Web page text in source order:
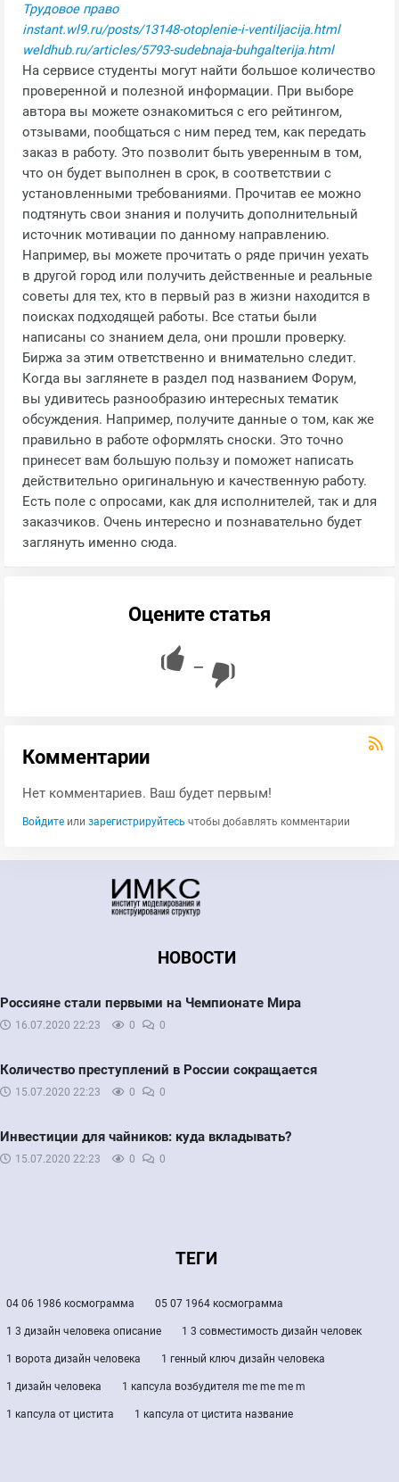
Трудовое право
instant.wl9.ru/posts/13148-otoplenie-i-ventiljacija.html
weldhub.ru/articles/5793-sudebnaja-buhgalterija.html
На сервисе студенты могут найти большое количество
проверенной и полезной информации. При выборе
автора вы можете ознакомиться с его рейтингом,
отзывами, пообщаться с ним перед тем, как передать
заказ в работу. Это позволит быть уверенным в том,
что он будет выполнен в срок, в соответствии с
установленными требованиями. Прочитав ее можно
подтянуть свои знания и получить дополнительный
источник мотивации по данному направлению.
Например, вы можете прочитать о ряде причин уехать
в другой город или получить действенные и реальные
советы для тех, кто в первый раз в жизни находится в
поисках подходящей работы. Все статьи были
написаны со знанием дела, они прошли проверку.
Биржа за этим ответственно и внимательно следит.
Когда вы заглянете в раздел под названием Форум,
вы удивитесь разнообразию интересных тематик
обсуждения. Например, получите данные о том, как же
правильно в работе оформлять сноски. Это точно
принесет вам большую пользу и поможет написать
действительно оригинальную и качественную работу.
Есть поле с опросами, как для исполнителей, так и для
заказчиков. Очень интересно и познавательно будет
заглянуть именно сюда.
Оцените статья
—
Комментарии
Нет комментариев. Ваш будет первым!
Войдите или зарегистрируйтесь чтобы добавлять комментарии
НОВОСТИ
Россияне стали первыми на Чемпионате Мира
16.07.2020 22:23 0 0
Количество преступлений в России сокращается
15.07.2020 22:23 0 0
Инвестиции для чайников: куда вкладывать?
15.07.2020 22:23 0 0
ТЕГИ
04 06 1986 космограмма 05 07 1964 космограмма
1 3 дизайн человека описание 1 3 совместимость дизайн человек
1 ворота дизайн человека 1 генный ключ дизайн человека
1 дизайн человека 1 капсула возбудителя me me me m
1 капсула от цистита 1 капсула от цистита название